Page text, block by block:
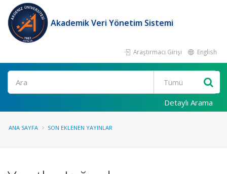
Akademik Veri Yönetim Sistemi
Araştırmacı Girişi English
Ara
Detaylı Arama
ANA SAYFA SON EKLENEN YAYINLAR